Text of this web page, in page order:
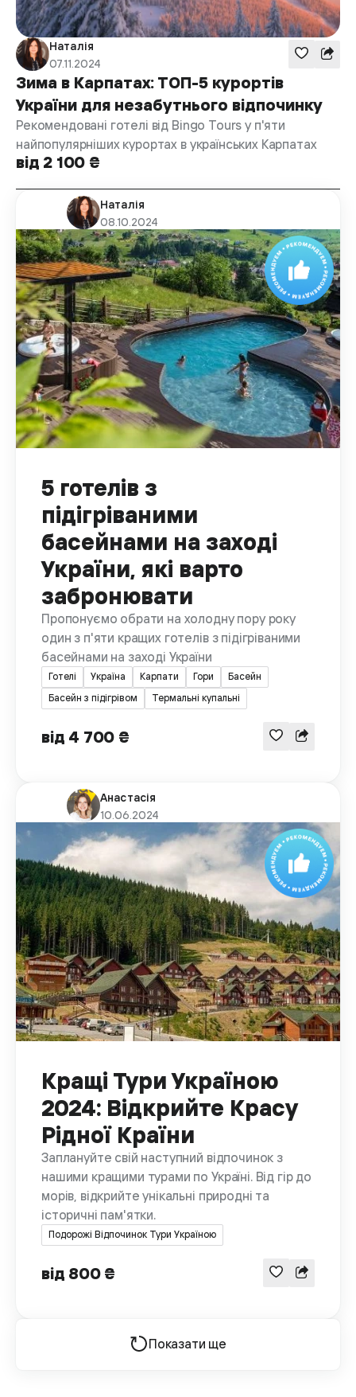
Наталія
07.11.2024
Зима в Карпатах: ТОП-5 курортів
України для незабутнього відпочинку
Рекомендовані готелі від Bingo Tours у п'яти
найпопулярніших курортах в українських Карпатах
від 2 100 ₴
Наталія
08.10.2024
5 готелів з
підігріваними
басейнами на заході
України, які варто
забронювати
Пропонуємо обрати на холодну пору року
один з п'яти кращих готелів з підігріваними
басейнами на заході України
Готелі Україна Карпати Гори
Басейн
Басейн з підігрівом
Термальні купальні
від 4 700 ₴
Анастасія
10.06.2024
Кращі Тури Україною
2024: Відкрийте Красу
Рідної Країни
Заплануйте свій наступний відпочинок з
нашими кращими турами по Україні. Від гір до
морів, відкрийте унікальні природні та
історичні пам'ятки.
Подорожі Відпочинок Тури Україною
від 800 ₴
Показати ще